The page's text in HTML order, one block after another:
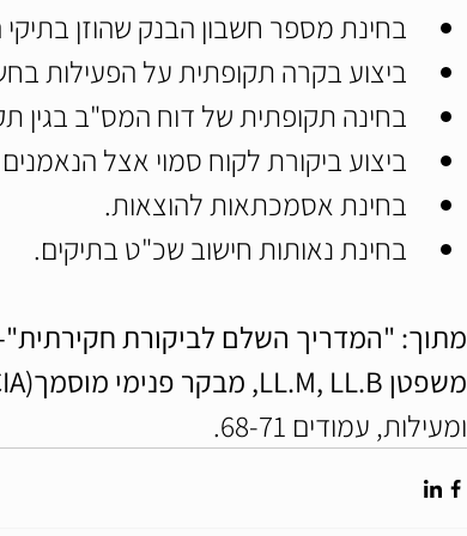
בחינת מספר חשבון הבנק שהוזן
ביצוע בקרה תקופתית על הפעילות
בחינה תקופתית של דוח המס"ב בגין
ביצוע ביקורת לקוח סמוי אצל
בחינת אסמכתאות להוצאות.
בחינת נאותות חישוב שכ"ט בתיקים.
מתוך: "המדריך השלם לביקורת
משפטן LL.M, LL.B, מבקר פנימי מוסמך(CIA)
ומעילות, עמודים 68-71.